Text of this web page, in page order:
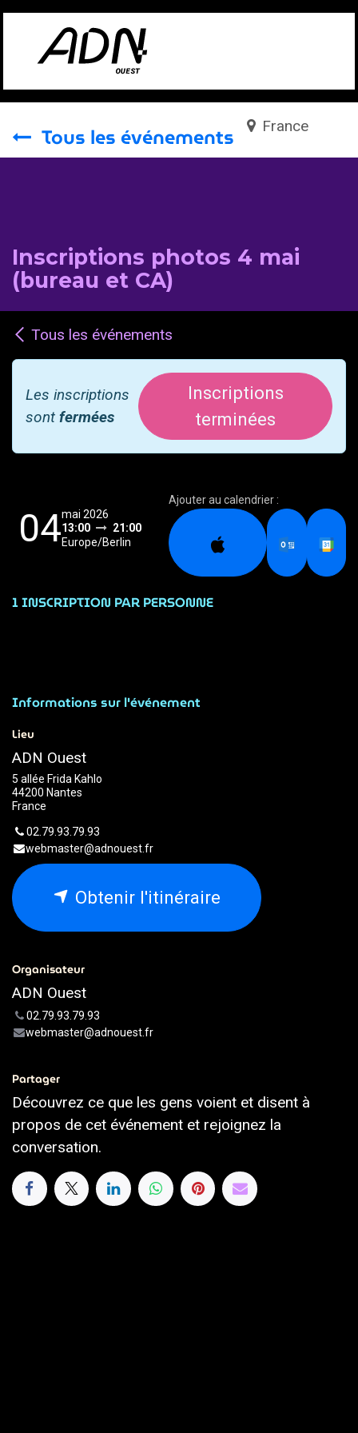
Se rendre au contenu
Tous les événements France
Inscriptions photos 4 mai
(bureau et CA)
Tous les événements
Les inscriptions
sont fermées
Inscriptions
terminées
04mai 2026
13:00
21:00
Europe/Berlin
Ajouter au calendrier :
1 INSCRIPTION PAR PERSONNE
Informations sur l'événement
Lieu
ADN Ouest
5 allée Frida Kahlo
44200 Nantes
France
02.79.93.79.93
webmaster@adnouest.fr
Obtenir l'itinéraire
Organisateur
ADN Ouest
02.79.93.79.93
webmaster@adnouest.fr
Partager
Découvrez ce que les gens voient et disent à
propos de cet événement et rejoignez la
conversation.